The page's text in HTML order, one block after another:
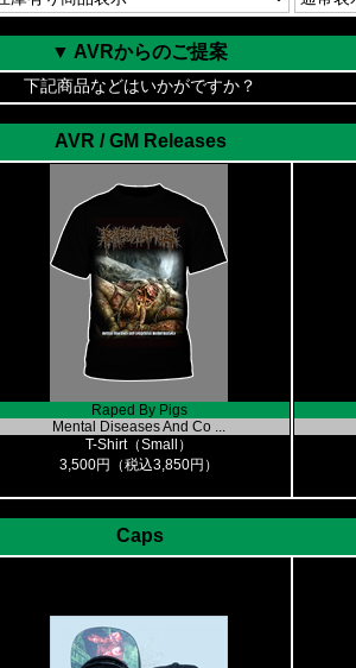
▼ AVRからのご提案
下記商品などはいかがですか？
AVR / GM Releases
Raped By Pigs
Mental Diseases And Co ...
T-Shirt（Small）
3,500円（税込3,850円）
Caps